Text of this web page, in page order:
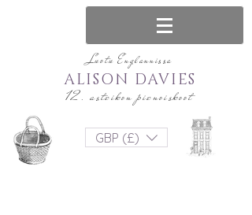
Luotu Englannissa
12. asteikon pienoiskoot
ALISON DAVIES
GBP (£)